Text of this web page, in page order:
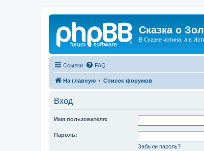
Сказка о
В Сказке истина, а в
Ссылки FAQ
На главную Список форумов
Вход
Имя пользователя:
Пароль:
Забыли пароль?